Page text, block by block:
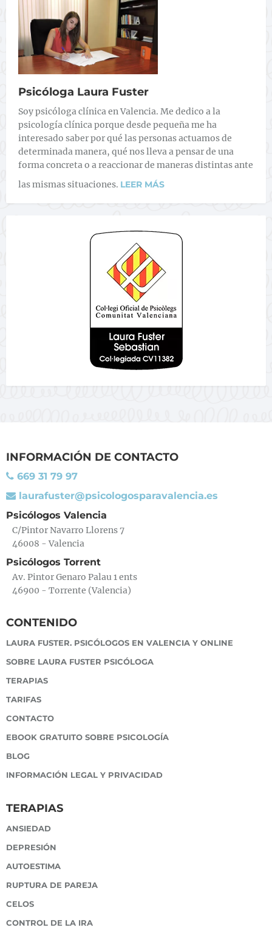
Psicóloga Laura Fuster
Soy psicóloga clínica en Valencia. Me dedico a la
psicología clínica porque desde pequeña me ha
interesado saber por qué las personas actuamos de
determinada manera, qué nos lleva a pensar de una
forma concreta o a reaccionar de maneras distintas ante
las mismas situaciones. LEER MÁS
INFORMACIÓN DE CONTACTO
669 31 79 97
laurafuster@psicologosparavalencia.es
Psicólogos Valencia
C/Pintor Navarro Llorens 7
46008 - Valencia
Psicólogos Torrent
Av. Pintor Genaro Palau 1 ents
46900 - Torrente (Valencia)
CONTENIDO
LAURA FUSTER. PSICÓLOGOS EN VALENCIA Y ONLINE
SOBRE LAURA FUSTER PSICÓLOGA
TERAPIAS
TARIFAS
CONTACTO
EBOOK GRATUITO SOBRE PSICOLOGÍA
BLOG
INFORMACIÓN LEGAL Y PRIVACIDAD
TERAPIAS
ANSIEDAD
DEPRESIÓN
AUTOESTIMA
RUPTURA DE PAREJA
CELOS
CONTROL DE LA IRA